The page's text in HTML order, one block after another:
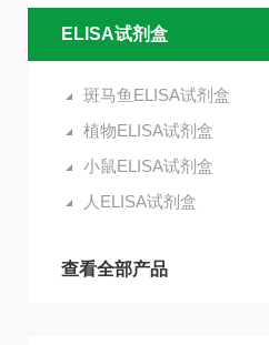
ELISA试剂盒
斑马鱼ELISA试剂盒
植物ELISA试剂盒
小鼠ELISA试剂盒
人ELISA试剂盒
查看全部产品